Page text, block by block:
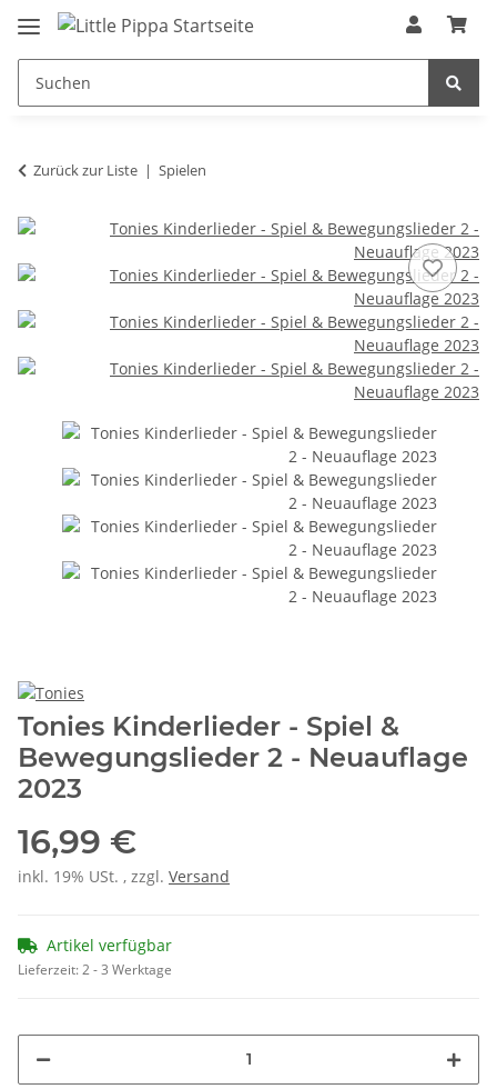
Zum Hauptinhalt springen
springen
Zurück zur Liste Spielen
Tonies Kinderlieder - Spiel &
Bewegungslieder 2 - Neuauflage
2023
16,99 €
inkl. 19% USt. , zzgl. Versand
Artikel verfügbar
Lieferzeit:2 - 3 Werktage